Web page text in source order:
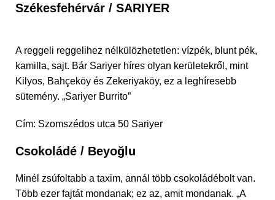
Székesfehérvár / SARIYER
A reggeli reggelihez nélkülözhetetlen: vízpék, blunt pék,
kamilla, sajt. Bár Sariyer híres olyan kerületekről, mint
Kilyos, Bahçeköy és Zekeriyaköy, ez a leghíresebb
sütemény. „Sariyer Burrito”
Cím: Szomszédos utca 50 Sariyer
Csokoládé / Beyoğlu
Minél zsúfoltabb a taxim, annál több csokoládébolt van.
Több ezer fajtát mondanak; ez az, amit mondanak. „A